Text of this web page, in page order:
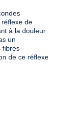
de
à la douleur
un
fibres
de ce réflexe